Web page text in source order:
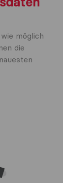
möglich
die